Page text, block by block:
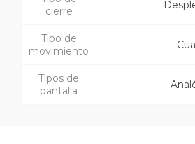
cierre
Tipo de
movimiento
Tipos de
pantalla